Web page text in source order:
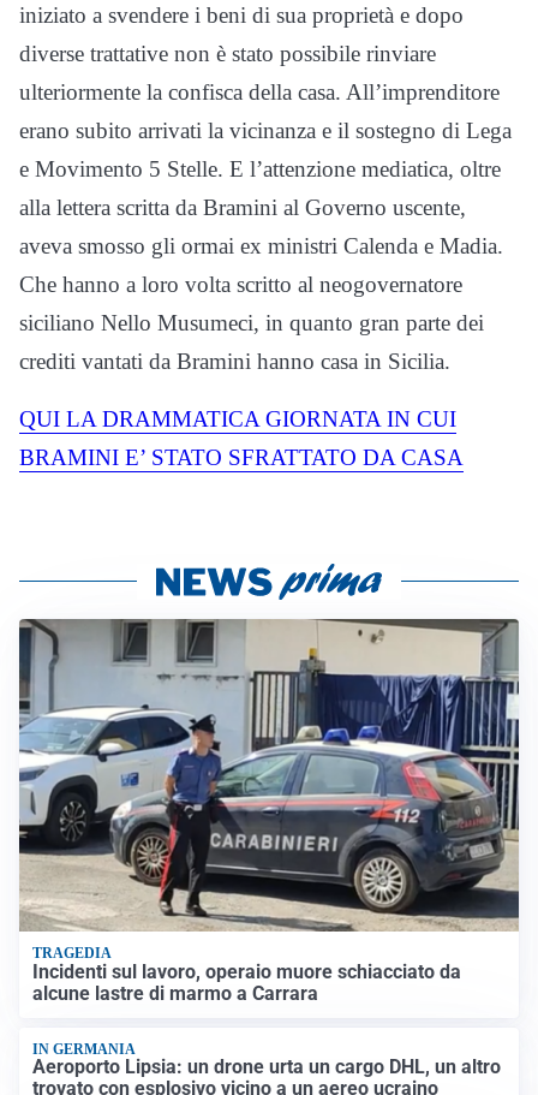
iniziato a svendere i beni di sua proprietà e dopo
diverse trattative non è stato possibile rinviare
ulteriormente la confisca della casa. All’imprenditore
erano subito arrivati la vicinanza e il sostegno di Lega
e Movimento 5 Stelle. E l’attenzione mediatica, oltre
alla lettera scritta da Bramini al Governo uscente,
aveva smosso gli ormai ex ministri Calenda e Madia.
Che hanno a loro volta scritto al neogovernatore
siciliano Nello Musumeci, in quanto gran parte dei
crediti vantati da Bramini hanno casa in Sicilia.
QUI LA DRAMMATICA GIORNATA IN CUI
BRAMINI E’ STATO SFRATTATO DA CASA
TRAGEDIA
Incidenti sul lavoro, operaio muore schiacciato da
alcune lastre di marmo a Carrara
IN GERMANIA
Aeroporto Lipsia: un drone urta un cargo DHL, un altro
trovato con esplosivo vicino a un aereo ucraino